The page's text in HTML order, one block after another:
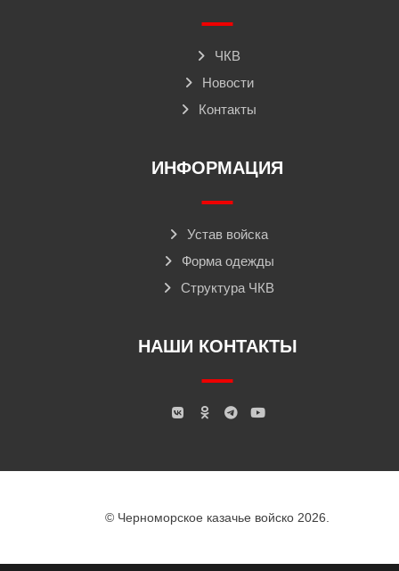
ЧКВ
Новости
Контакты
ИНФОРМАЦИЯ
Устав войска
Форма одежды
Структура ЧКВ
НАШИ КОНТАКТЫ
© Черноморское казачье войско 2026.